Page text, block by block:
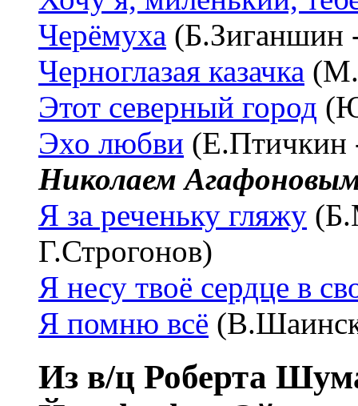
Черёмуха (Б.Зиганшин
Черноглазая казачка
Этот северный город
Эхо любви (Е.Птичкин
Николаем
Я за реченьку гляжу
Г.Строгонов)
Я несу твоё сердце в
Я помню всё
Из в/ц Роберта